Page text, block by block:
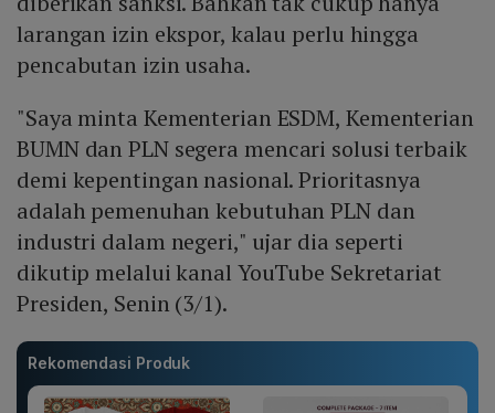
larangan izin ekspor, kalau perlu hingga
pencabutan izin usaha.
"Saya minta Kementerian ESDM, Kementerian
BUMN dan PLN segera mencari solusi terbaik
demi kepentingan nasional. Prioritasnya
adalah pemenuhan kebutuhan PLN dan
industri dalam negeri," ujar dia seperti
dikutip melalui kanal YouTube Sekretariat
Presiden, Senin (3/1).
Rekomendasi Produk